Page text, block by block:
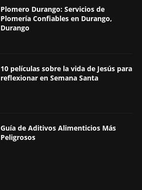
Plomero Durango: Servicios de
Plomería Confiables en Durango,
Durango
10 películas sobre la vida de Jesús para
reflexionar en Semana Santa
Guía de Aditivos Alimenticios Más
Peligrosos